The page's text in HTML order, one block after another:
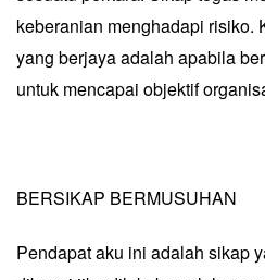
keberanian menghadapi risiko.
yang berjaya adalah apabila
untuk mencapai objektif
BERSIKAP BERMUSUHAN
Pendapat aku ini adalah sikap